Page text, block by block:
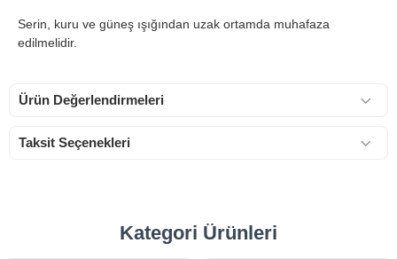
Serin, kuru ve güneş ışığından uzak ortamda muhafaza
edilmelidir.
Ürün Değerlendirmeleri
Taksit Seçenekleri
Kategori Ürünleri